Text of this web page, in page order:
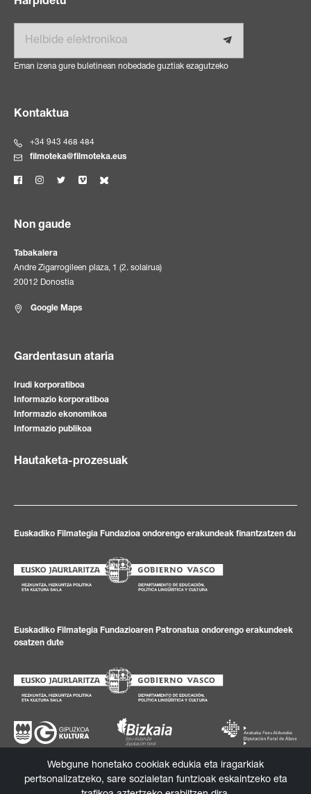
Harpidetu
Eman izena gure buletinean nobedade guztiak ezagutzeko
Kontaktua
+34 943 468 484
filmoteka@filmoteka.eus
Non gaude
Tabakalera
Andre Zigarrogileen plaza, 1 (2. solairua)
20012 Donostia
Google Maps
Gardentasun ataria
Irudi korporatiboa
Informazio korporatiboa
Informazio ekonomikoa
Informazio publikoa
Hautaketa-prozesuak
Euskadiko Filmategia Fundazioa ondorengo erakundeak finantzatzen du
Euskadiko Filmategia Fundazioaren Patronatua ondorengo erakundeek
osatzen dute
Lege-ohartarazpena Cookie politika
Webgune honetako cookiak edukia eta iragarkiak
pertsonalizatzeko, sare sozialetan funtzioak eskaintzeko eta